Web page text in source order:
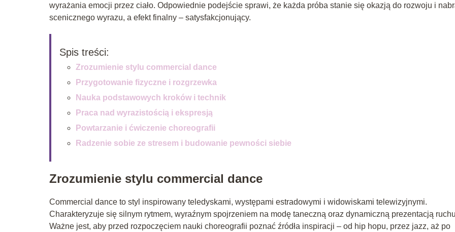
wyrażania emocji przez ciało. Odpowiednie podejście sprawi, że każda próba stanie się okazją do rozwoju i
scenicznego wyrazu, a efekt finalny – satysfakcjonujący.
Spis treści:
Zrozumienie stylu commercial dance
Przygotowanie fizyczne i rozgrzewka
Nauka podstawowych kroków i technik
Praca nad wyrazistością i ekspresją
Powtarzanie i ćwiczenie choreografii
Radzenie sobie ze stresem i budowanie pewności siebie
Zrozumienie stylu commercial dance
Commercial dance to styl inspirowany teledyskami, występami estradowymi i widowiskami telewizyjnymi.
Charakteryzuje się silnym rytmem, wyraźnym spojrzeniem na modę taneczną oraz dynamiczną prezentacją
Ważne jest, aby przed rozpoczęciem nauki choreografii poznać źródła inspiracji – od hip hopu, przez jazz, aż po